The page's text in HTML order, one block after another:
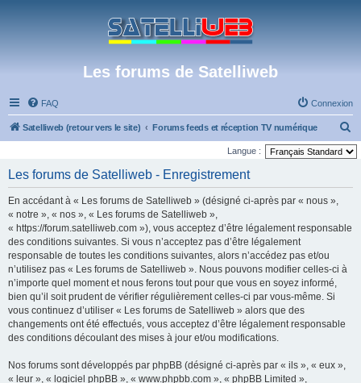
Les forums de Satelliweb
FAQ Connexion
Satelliweb (retour vers le site) Forums feeds et réception TV numérique
e
Langue :
Les forums de Satelliweb - Enregistrement
En accédant à « Les forums de Satelliweb » (désigné ci-après par « nous »,
« notre », « nos », « Les forums de Satelliweb »,
« https://forum.satelliweb.com »), vous acceptez d’être légalement responsable
des conditions suivantes. Si vous n’acceptez pas d’être légalement
responsable de toutes les conditions suivantes, alors n’accédez pas et/ou
n’utilisez pas « Les forums de Satelliweb ». Nous pouvons modifier celles-ci à
n’importe quel moment et nous ferons tout pour que vous en soyez informé,
bien qu’il soit prudent de vérifier régulièrement celles-ci par vous-même. Si
vous continuez d’utiliser « Les forums de Satelliweb » alors que des
changements ont été effectués, vous acceptez d’être légalement responsable
des conditions découlant des mises à jour et/ou modifications.
Nos forums sont développés par phpBB (désigné ci-après par « ils », « eux »,
« leur », « logiciel phpBB », « www.phpbb.com », « phpBB Limited »,